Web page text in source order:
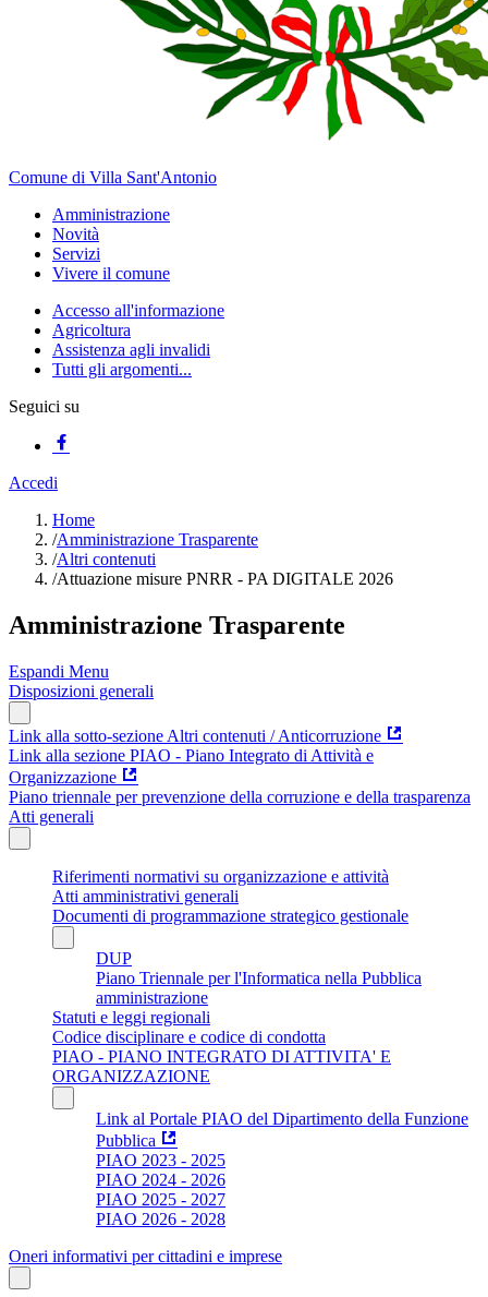
Comune di Villa Sant'Antonio
Amministrazione
Novità
Servizi
Vivere il comune
Accesso all'informazione
Agricoltura
Assistenza agli invalidi
Tutti gli argomenti...
Seguici su
Accedi
Home
/Amministrazione Trasparente
/Altri contenuti
/Attuazione misure PNRR - PA DIGITALE 2026
Amministrazione Trasparente
Espandi Menu
Disposizioni generali
Link alla sotto-sezione Altri contenuti / Anticorruzione
Link alla sezione PIAO - Piano Integrato di Attività e
Organizzazione
Piano triennale per prevenzione della corruzione e della trasparenza
Atti generali
Riferimenti normativi su organizzazione e attività
Atti amministrativi generali
Documenti di programmazione strategico gestionale
DUP
Piano Triennale per l'Informatica nella Pubblica
amministrazione
Statuti e leggi regionali
Codice disciplinare e codice di condotta
PIAO - PIANO INTEGRATO DI ATTIVITA' E
ORGANIZZAZIONE
Link al Portale PIAO del Dipartimento della Funzione
Pubblica
PIAO 2023 - 2025
PIAO 2024 - 2026
PIAO 2025 - 2027
PIAO 2026 - 2028
Oneri informativi per cittadini e imprese